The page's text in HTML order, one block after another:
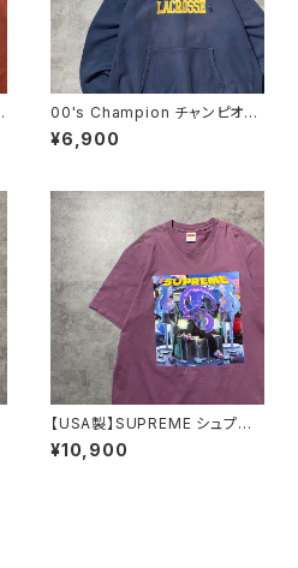
00's Champion チャンピオ
ン リバースウィーブ ラクロ
ス プリント 2XLサイズ ネ
¥6,900
【USA製】SUPREME シュプリ
ーム サイケデリック アートグ
ラフィック プリント パープ
¥10,900